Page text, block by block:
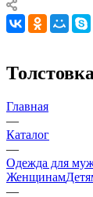
Главная
—
Каталог
—
Одежда для
Женщинам
—